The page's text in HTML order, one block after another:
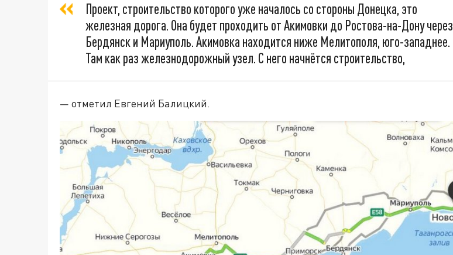
Проект, строительство которого уже началось со стороны Донецка, это
железная дорога. Она будет проходить от Акимовки до Ростова-на-Дону через
Бердянск и Мариуполь. Акимовка находится ниже Мелитополя, юго-западнее.
Там как раз железнодорожный узел. С него начнётся строительство,
— отметил Евгений Балицкий.